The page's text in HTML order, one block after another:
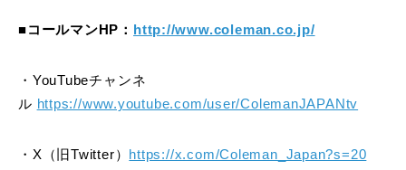
■コールマンHP： http://www.coleman.co.jp/
・YouTubeチャンネ
ル https://www.youtube.com/user/ColemanJAPANtv
・X（旧Twitter） https://x.com/Coleman_Japan?s=20